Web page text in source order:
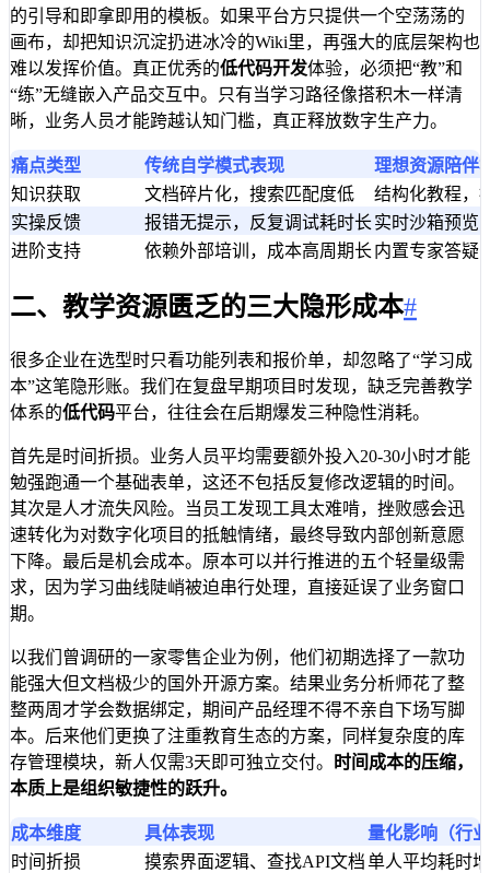
的引导和即拿即用的模板。如果平台方只提供一个空荡荡的
画布，却把知识沉淀扔进冰冷的Wiki里，再强大的底层架构也
难以发挥价值。真正优秀的低代码开发体验，必须把“教”和
“练”无缝嵌入产品交互中。只有当学习路径像搭积木一样清
晰，业务人员才能跨越认知门槛，真正释放数字生产力。
痛点类型 传统自学模式表现
理想资源陪伴
知识获取
文档碎片化，搜索匹配度低
结构化教程，
实操反馈
报错无提示，反复调试耗时长实时沙箱预览
进阶支持
依赖外部培训，成本高周期长内置专家答疑
二、教学资源匮乏的三大隐形成本#
很多企业在选型时只看功能列表和报价单，却忽略了“学习成
本”这笔隐形账。我们在复盘早期项目时发现，缺乏完善教学
体系的低代码平台，往往会在后期爆发三种隐性消耗。
首先是时间折损。业务人员平均需要额外投入20-30小时才能
勉强跑通一个基础表单，这还不包括反复修改逻辑的时间。
其次是人才流失风险。当员工发现工具太难啃，挫败感会迅
速转化为对数字化项目的抵触情绪，最终导致内部创新意愿
下降。最后是机会成本。原本可以并行推进的五个轻量级需
求，因为学习曲线陡峭被迫串行处理，直接延误了业务窗口
期。
以我们曾调研的一家零售企业为例，他们初期选择了一款功
能强大但文档极少的国外开源方案。结果业务分析师花了整
整两周才学会数据绑定，期间产品经理不得不亲自下场写脚
本。后来他们更换了注重教育生态的方案，同样复杂度的库
存管理模块，新人仅需3天即可独立交付。
时间成本的压缩，
本质上是组织敏捷性的跃升。
成本维度 具体表现
量化影响（行
时间折损
摸索界面逻辑、查找API文档单人平均耗时